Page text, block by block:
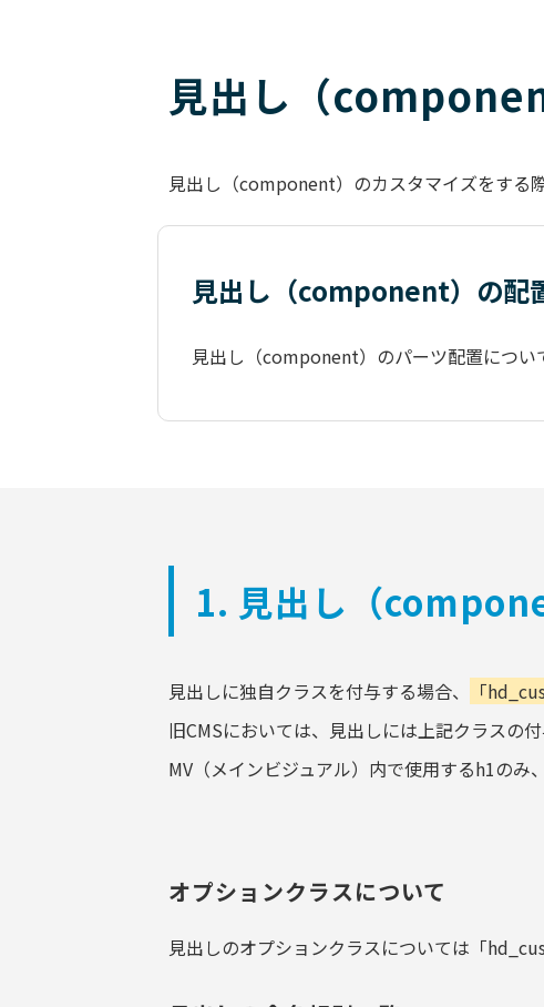
見出し（
見出し（component）のカスタマイズをする
見出し（component）の配
見出し（component）のパーツ配置につい
1. 見出し（
見出しに独自クラスを付与する場合、 「
旧CMSにおいては、見出しには上記クラスの付
MV（メインビジュアル）内で使用するh1の
オプションクラスについて
見出しのオプションクラスについては「